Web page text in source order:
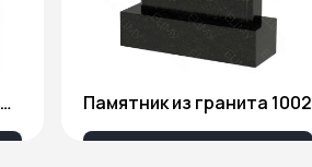
Памятник из гранита Я1806 Памятник из гранита 1002